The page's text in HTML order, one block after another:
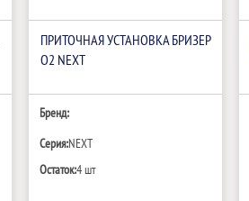
ПРИТОЧНАЯ УСТАНОВКА БРИЗЕР
О2 NEXT
Бренд:
Серия:NEXT
Остаток:4 шт